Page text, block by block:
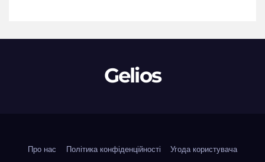
Gelios
Про нас Політика конфіденційності Угода користувача